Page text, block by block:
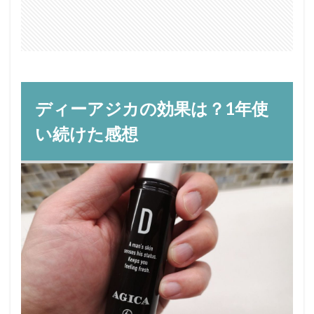
ディーアジカの効果は？1年使
い続けた感想